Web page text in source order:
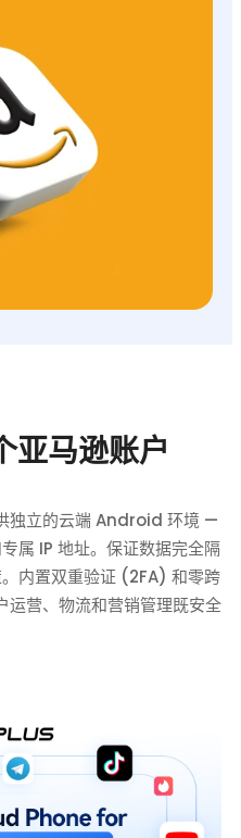
亚马逊账户
独立的云端 Android 环境 —
属 IP 地址。保证数据完全隔
内置双重验证 (2FA) 和零跨
营、物流和营销管理既安全